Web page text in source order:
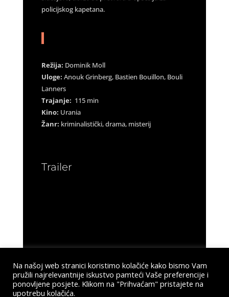
policijskog kapetana.
Režija: Dominik Moll
Uloge: Anouk Grinberg, Bastien Bouillon, Bouli
Lanners
Trajanje: 115 min
Kino: Urania
Žanr: kriminalistički, drama, misterij
Trailer
Na našoj web stranici koristimo kolačiće kako bismo Vam
pružili najrelevantnije iskustvo pamteći Vaše preferencije i
ponovljene posjete. Klikom na "Prihvaćam" pristajete na
upotrebu kolačića.